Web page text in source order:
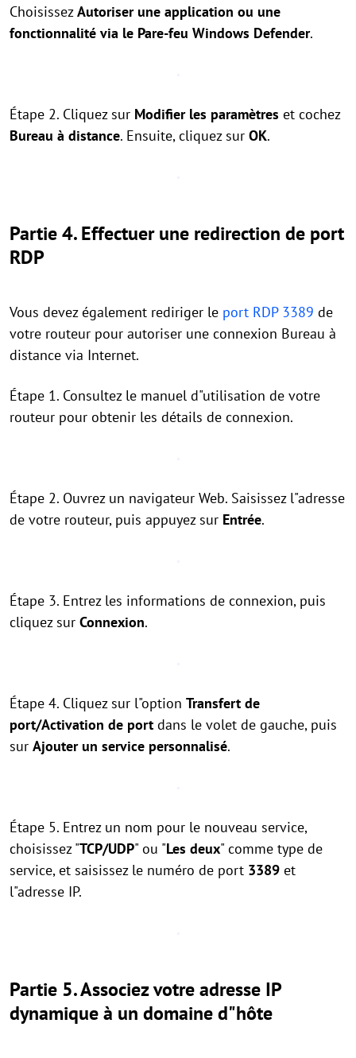
ChoisissezAutoriser une application ou une
fonctionnalité via le Pare-feu Windows Defender.
Étape 2. Cliquez sur Modifier les paramètres et cochez
Bureau à distance. Ensuite, cliquez sur OK.
Partie 4. Effectuer une redirection de port
RDP
Vous devez également rediriger le port RDP 3389 de
votre routeur pour autoriser une connexion Bureau à
distance via Internet.
Étape 1. Consultez le manuel d"utilisation de votre
routeur pour obtenir les détails de connexion.
Étape 2. Ouvrez un navigateur Web. Saisissez l"adresse
de votre routeur, puis appuyez sur Entrée.
Étape 3. Entrez les informations de connexion, puis
cliquez sur Connexion.
Étape 4. Cliquez sur l"option Transfert de
port/Activation de port dans le volet de gauche, puis
sur Ajouter un service personnalisé.
Étape 5. Entrez un nom pour le nouveau service,
choisissez "TCP/UDP" ou "Les deux" comme type de
service, et saisissez le numéro de port 3389 et
l"adresse IP.
Partie 5. Associez votre adresse IP
dynamique à un domaine d"hôte